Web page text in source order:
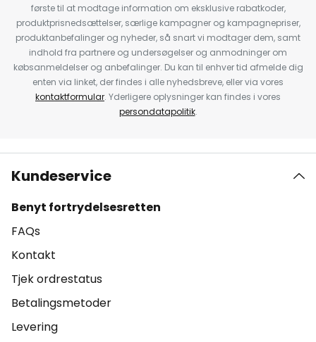
første til at modtage information om eksklusive rabatkoder,
produktprisnedsættelser, særlige kampagner og kampagnepriser,
produktanbefalinger og nyheder, så snart vi modtager dem, samt
indhold fra partnere og undersøgelser og anmodninger om
købsanmeldelser og anbefalinger. Du kan til enhver tid afmelde dig
enten via linket, der findes i alle nyhedsbreve, eller via vores
kontaktformular. Yderligere oplysninger kan findes i vores
persondatapolitik.
Kundeservice
Benyt fortrydelsesretten
FAQs
Kontakt
Tjek ordrestatus
Betalingsmetoder
Levering